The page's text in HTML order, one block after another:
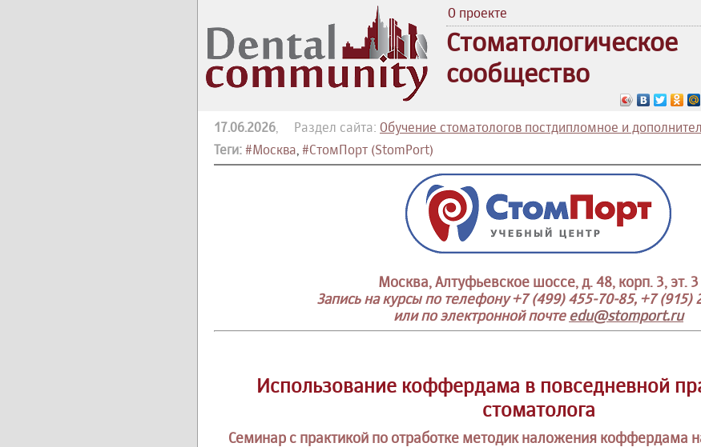
О проекте
Стоматологическое
сообщество
17.06.2026, Раздел сайта: Обучение стоматологов постдипломное и
Теги: #Москва, #СтомПорт (StomPort)
Москва, Алтуфьевское шоссе, д. 48, корп. 3, эт. 3
Запись на курсы по телефону +7 (499) 455-70-85, +7 (915)
или по электронной почтеedu@stomport.ru
Использование коффердама в повседневной
стоматолога
Семинар с практикой по отработке методик наложения коффердама